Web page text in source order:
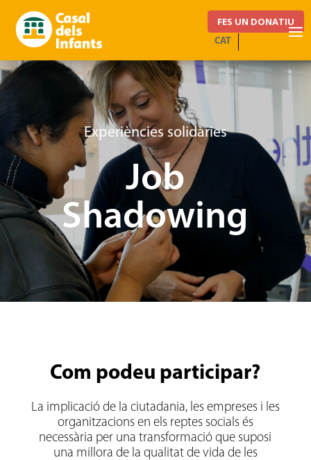
FES UN DONATIU
CAT
Experiències solidàries
Job
Shadowing
Com podeu participar?
La implicació de la ciutadania, les empreses i les
organitzacions en els reptes socials és
necessària per una transformació que suposi
una millora de la qualitat de vida de les